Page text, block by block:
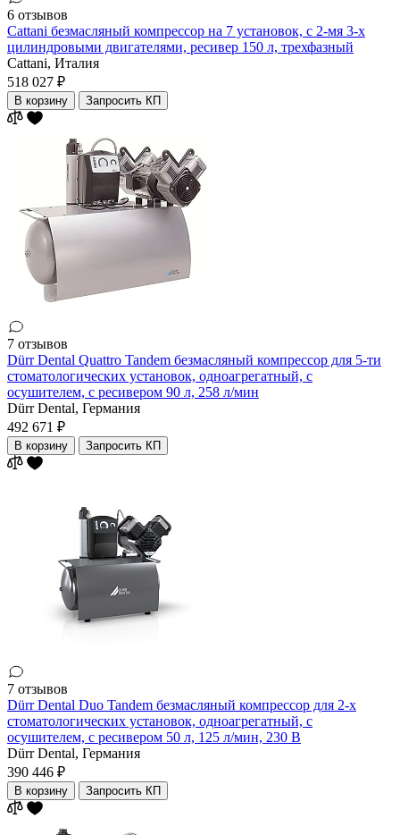
6 отзывов
Cattani безмасляный компрессор на 7 установок, с 2-мя 3-х
цилиндровыми двигателями, ресивер 150 л, трехфазный
Cattani, Италия
518 027 ₽
В корзину Запросить КП
7 отзывов
Dürr Dental Quattro Tandem безмасляный компрессор для 5-ти
стоматологических установок, одноагрегатный, с
осушителем, с ресивером 90 л, 258 л/мин
Dürr Dental, Германия
492 671 ₽
В корзину Запросить КП
7 отзывов
Dürr Dental Duo Tandem безмасляный компрессор для 2-х
стоматологических установок, одноагрегатный, с
осушителем, с ресивером 50 л, 125 л/мин, 230 В
Dürr Dental, Германия
390 446 ₽
В корзину Запросить КП